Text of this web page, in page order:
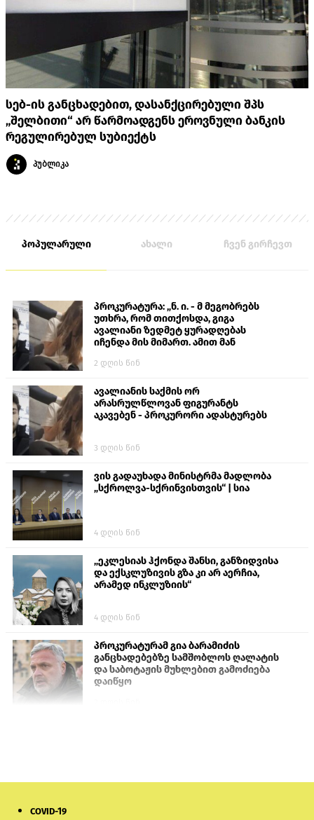
სებ-ის განცხადებით, დასანქცირებული შპს
„შელბითი“ არ წარმოადგენს ეროვნული ბანკის
რეგულირებულ სუბიექტს
პუბლიკა
პოპულარული ახალი ჩვენ გირჩევთ
პროკურატურა: „ნ. ი. - მ მეგობრებს
უთხრა, რომ თითქოსდა, გიგა
ავალიანი ზედმეტ ყურადღებას
იჩენდა მის მიმართ. ამით მან
თავს დასხმოდა გიგა ავალიანს“
2 დღის წინ
ავალიანის საქმის ორ
არასრულწლოვან ფიგურანტს
აკავებენ - პროკურორი ადასტურებს
3 დღის წინ
ვის გადაუხადა მინისტრმა მადლობა
„სქროლვა-სქრინვისთვის“ | სია
4 დღის წინ
„ეკლესიას ჰქონდა შანსი, განზიდვისა
და ექსკლუზივის გზა კი არ აერჩია,
არამედ ინკლუზიის“
4 დღის წინ
პროკურატურამ გია ბარამიძის
განცხადებებზე სამშობლოს ღალატის
და საბოტაჟის მუხლებით გამოძიება
დაიწყო
COVID-19